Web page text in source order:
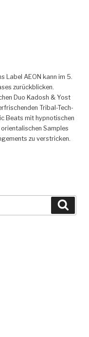
Label AEON kann im 5.
zurückblicken.
Duo Kadosh & Yost
Tribal-Tech-
Beats mit hypnotischen
Samples
zu verstricken.